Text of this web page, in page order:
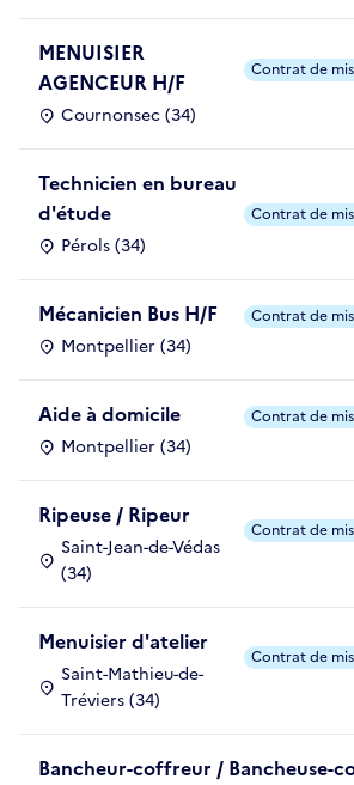
MENUISIER
AGENCEUR H/F
Cournonsec (34)
Contrat de
Technicien en bureau
d'étude
Pérols (34)
Contrat de
Mécanicien Bus H/F
Montpellier (34)
Contrat de
Aide à domicile
Montpellier (34)
Contrat de
Ripeuse / Ripeur
Saint-Jean-de-Védas
(34)
Contrat de
Menuisier d'atelier
Saint-Mathieu-de-
Tréviers (34)
Contrat de
Bancheur-coffreur / Bancheuse-